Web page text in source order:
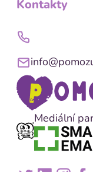
Kontakty
Mediální